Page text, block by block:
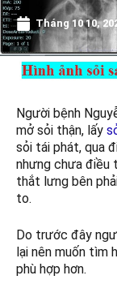
Tháng 10 10,
Người bệnh
mở sỏi thận, lấy
sỏi tái phát, qua
nhưng chưa điều
thắt lưng bên
to.
Do trước đây
lại nên muốn tìm
phù hợp hơn.